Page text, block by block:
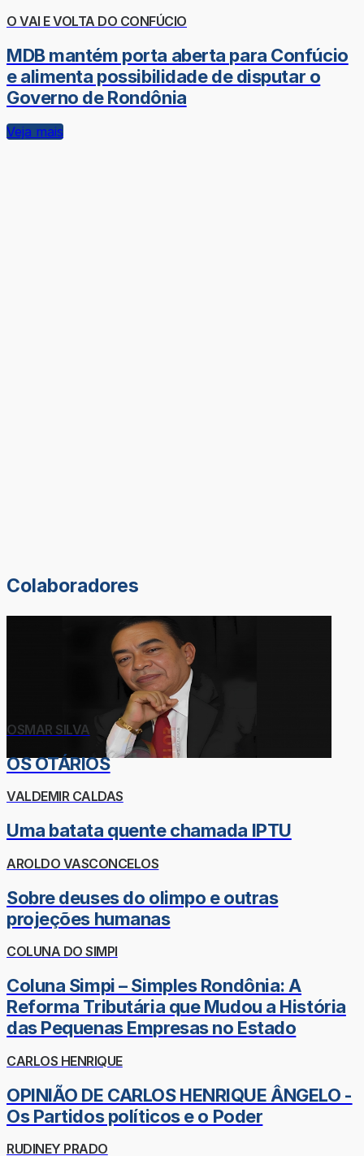
O VAI E VOLTA DO CONFÚCIO
MDB mantém porta aberta para Confúcio
e alimenta possibilidade de disputar o
Governo de Rondônia
Veja mais
Colaboradores
OSMAR SILVA
OS OTÁRIOS
VALDEMIR CALDAS
Uma batata quente chamada IPTU
AROLDO VASCONCELOS
Sobre deuses do olimpo e outras
projeções humanas
COLUNA DO SIMPI
Coluna Simpi – Simples Rondônia: A
Reforma Tributária que Mudou a História
das Pequenas Empresas no Estado
CARLOS HENRIQUE
OPINIÃO DE CARLOS HENRIQUE ÂNGELO -
Os Partidos políticos e o Poder
RUDINEY PRADO